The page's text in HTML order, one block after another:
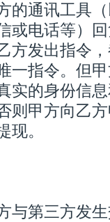
的通讯工具
或电话等）
方发出指令
一指令。但
实的身份信
则甲方向乙
现。
与第三方发